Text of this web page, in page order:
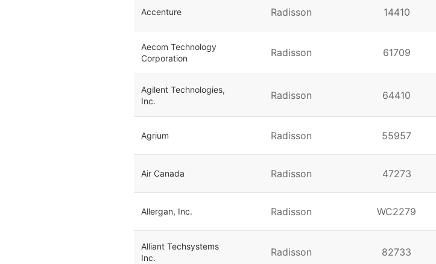
Accenture Radisson 14410
Aecom Technology
Corporation
Radisson 61709
Agilent Technologies,
Inc.
Radisson 64410
Agrium Radisson 55957
Air Canada Radisson 47273
Allergan, Inc. Radisson WC2279
Alliant Techsystems
Inc.
Radisson 82733